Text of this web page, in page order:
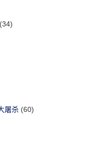
(34)
屠杀 (60)